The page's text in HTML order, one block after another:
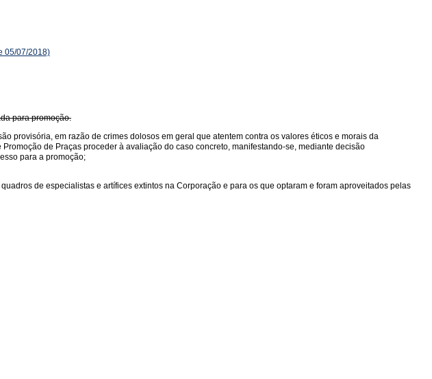
05/07/2018)
para promoção.
provisória, em razão de crimes dolosos em geral que atentem contra os valores éticos e morais da
de Praças proceder à avaliação do caso concreto, manifestando-se, mediante decisão
para a promoção;
de especialistas e artífices extintos na Corporação e para os que optaram e foram aproveitados pelas